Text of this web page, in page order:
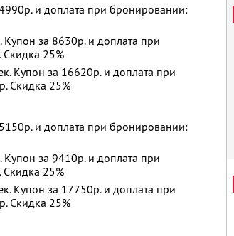
и доплата при бронировании:
за 8630р. и доплата при
25%
Купон за 16620р. и доплата при
Скидка 25%
и доплата при бронировании:
за 9410р. и доплата при
25%
Купон за 17750р. и доплата при
Скидка 25%